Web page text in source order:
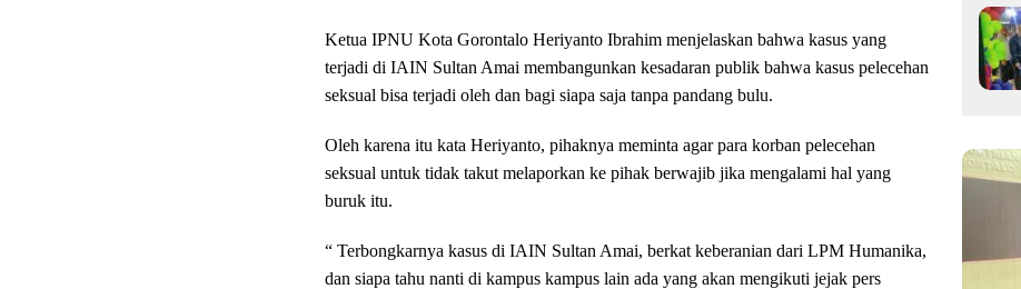
Ketua IPNU Kota Gorontalo Heriyanto Ibrahim menjelaskan bahwa kasus yang
terjadi di IAIN Sultan Amai membangunkan kesadaran publik bahwa kasus pelecehan
seksual bisa terjadi oleh dan bagi siapa saja tanpa pandang bulu.
Oleh karena itu kata Heriyanto, pihaknya meminta agar para korban pelecehan
seksual untuk tidak takut melaporkan ke pihak berwajib jika mengalami hal yang
buruk itu.
“ Terbongkarnya kasus di IAIN Sultan Amai, berkat keberanian dari LPM Humanika,
dan siapa tahu nanti di kampus kampus lain ada yang akan mengikuti jejak pers